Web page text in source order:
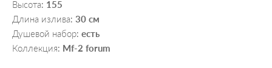
Высота: 155
Длина излива: 30 см
Душевой набор: есть
Коллекция: Mf-2 forum